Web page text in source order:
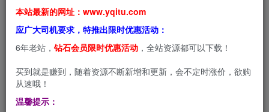
本站最新的网址：www.yqitu.com
应广大司机要求，特推出限时优惠活动：
6年老站， 钻石会员限时优惠活动 ，全站资源都可以下载！
买到就是赚到，随着资源不断新增和更新，会不定时涨价，欲购
从速哦！
温馨提示：